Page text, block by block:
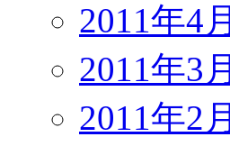
2011年4月
2011年3月
2011年2月